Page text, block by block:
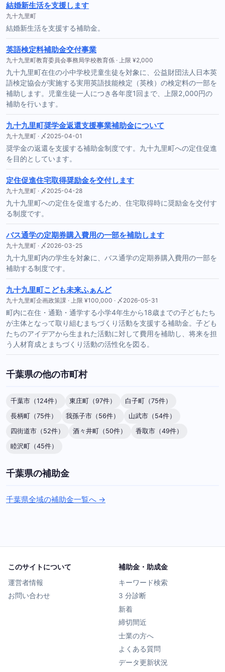
結婚新生活を支援します
九十九里町
結婚新生活を支援する補助金。
英語検定料補助金交付事業
九十九里町教育委員会事務局学校教育係 · 上限 ¥2,000
九十九里町在住の小中学校児童生徒を対象に、公益財団法人日本英
語検定協会が実施する実用英語技能検定（英検）の検定料の一部を
補助します。児童生徒一人につき各年度1回まで、上限2,000円の
補助を行います。
九十九里町奨学金返還支援事業補助金について
九十九里町 · 〆2025-04-01
奨学金の返還を支援する補助金制度です。九十九里町への定住促進
を目的としています。
定住促進住宅取得奨励金を交付します
九十九里町 · 〆2025-04-28
九十九里町への定住を促進するため、住宅取得時に奨励金を交付す
る制度です。
バス通学の定期券購入費用の一部を補助します
九十九里町 · 〆2026-03-25
九十九里町内の学生を対象に、バス通学の定期券購入費用の一部を
補助する制度です。
九十九里町こども未来ふぁんど
九十九里町企画政策課 · 上限 ¥100,000 · 〆2026-05-31
町内に在住・通勤・通学する小学4年生から18歳までの子どもたち
が主体となって取り組むまちづくり活動を支援する補助金。子ども
たちのアイデアから生まれた活動に対して費用を補助し、将来を担
う人材育成とまちづくり活動の活性化を図る。
千葉県の他の市町村
千葉市（124件） 東庄町（97件）
白子町（75件）
長柄町（75件）
我孫子市（56件）
山武市（54件）
四街道市（52件）
酒々井町（50件）
香取市（49件）
睦沢町（45件）
千葉県の補助金
千葉県全域の補助金一覧へ →
このサイトについて
運営者情報
お問い合わせ
補助金・助成金
キーワード検索
3 分診断
新着
締切間近
士業の方へ
よくある質問
データ更新状況